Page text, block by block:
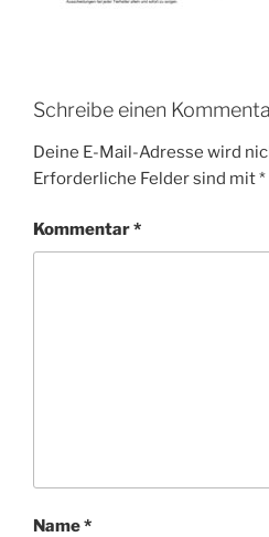
Schreibe einen
Deine E-Mail-Adresse wird
Erforderliche Felder sind mit*
Kommentar*
Name*